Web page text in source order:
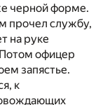
черной форме.
прочел службу,
на руке
офицер
запястье.
к